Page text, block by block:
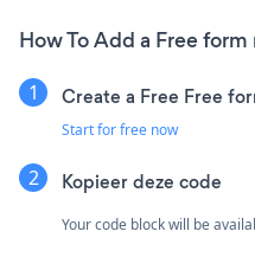
How To Add a Free
Create a Free Free
Start for free now
Kopieer deze code
Your code block will be